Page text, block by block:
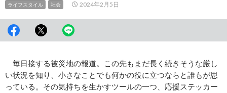
ライフスタイル 社会 2024年2月5日
毎日接する被災地の報道。この先もまだ長く続きそうな厳し
い状況を知り、小さなことでも何かの役に立つならと誰もが思
っている。その気持ちを生かすツールの一つ、応援ステッカー